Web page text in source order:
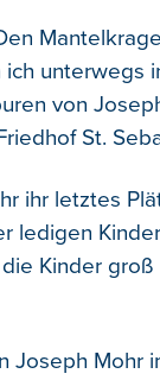
unterwegs
von
St.
ihr letztes
ledigen
Kinder
Joseph Mohr